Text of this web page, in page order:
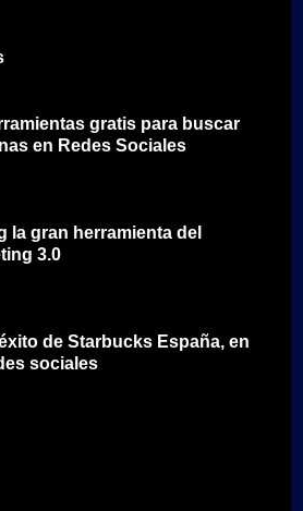
gratis para buscar
en Redes Sociales
la gran herramienta del
3.0
de Starbucks España, en
sociales